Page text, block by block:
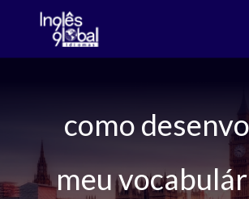
o
como
meu